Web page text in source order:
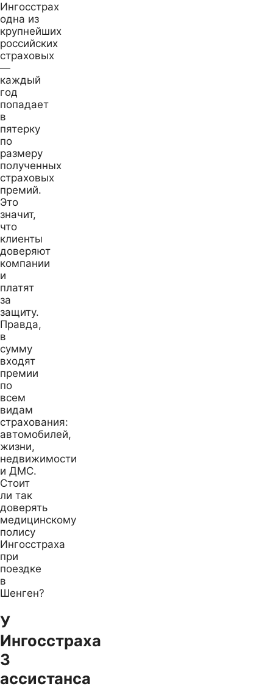
Ингосстрах
одна из
крупнейших
российских
страховых
—
каждый
год
попадает
в
пятерку
по
размеру
полученных
страховых
премий.
Это
значит,
что
клиенты
доверяют
компании
и
платят
за
защиту.
Правда,
в
сумму
входят
премии
по
всем
видам
страхования:
автомобилей,
жизни,
недвижимости
и ДМС.
Стоит
ли так
доверять
медицинскому
полису
Ингосстраха
при
поездке
в
Шенген?
У
Ингосстраха
3
ассистанса